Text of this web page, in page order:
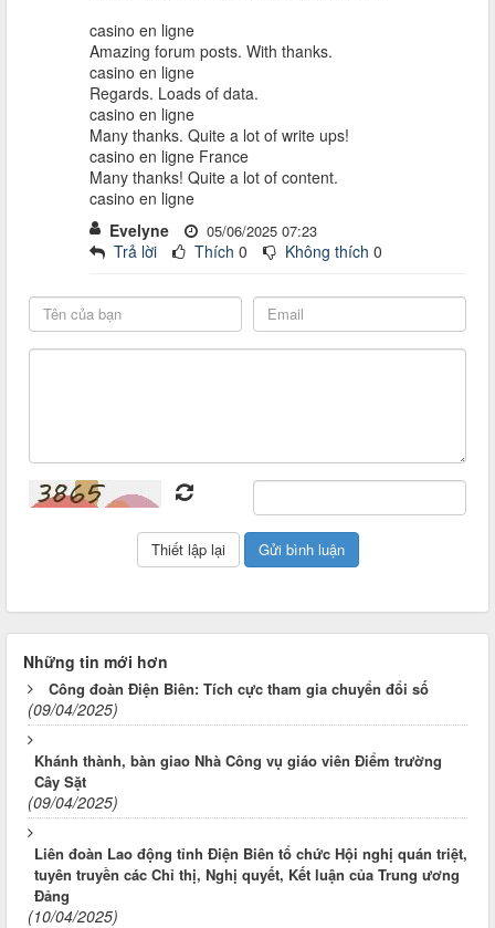
casino en ligne
Amazing forum posts. With thanks.
casino en ligne
Regards. Loads of data.
casino en ligne
Many thanks. Quite a lot of write ups!
casino en ligne France
Many thanks! Quite a lot of content.
casino en ligne
Evelyne
05/06/2025 07:23
Trả lời Thích 0 Không thích 0
Những tin mới hơn
Công đoàn Điện Biên: Tích cực tham gia chuyển đổi số
(09/04/2025)
Khánh thành, bàn giao Nhà Công vụ giáo viên Điểm trường
Cây Sặt
(09/04/2025)
Liên đoàn Lao động tỉnh Điện Biên tổ chức Hội nghị quán triệt,
tuyên truyền các Chỉ thị, Nghị quyết, Kết luận của Trung ương
Đảng
(10/04/2025)